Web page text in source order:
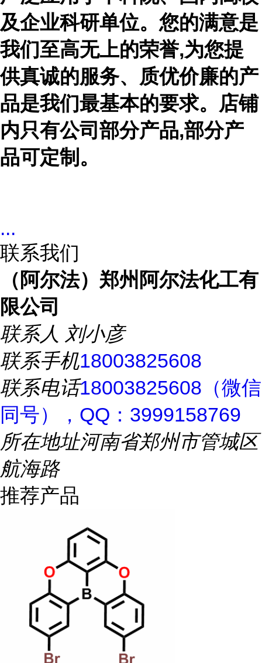
及企业科研单位。您的满意是
我们至高无上的荣誉,为您提
供真诚的服务、质优价廉的产
品是我们最基本的要求。店铺
内只有公司部分产品,部分产
品可定制。
...
联系我们
（阿尔法）郑州阿尔法化工有
限公司
联系人 刘小彦
联系手机18003825608
联系电话18003825608（微信
同号），QQ：3999158769
所在地址河南省郑州市管城区
航海路
推荐产品